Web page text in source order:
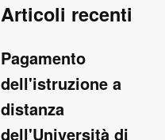
Articoli recenti
Pagamento
dell'istruzione a
distanza
dell'Università di